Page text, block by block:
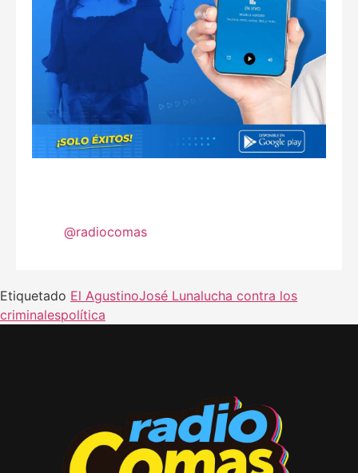
@radiocomas
Etiquetado El AgustinoJosé Lunalucha contra los
criminalespolítica